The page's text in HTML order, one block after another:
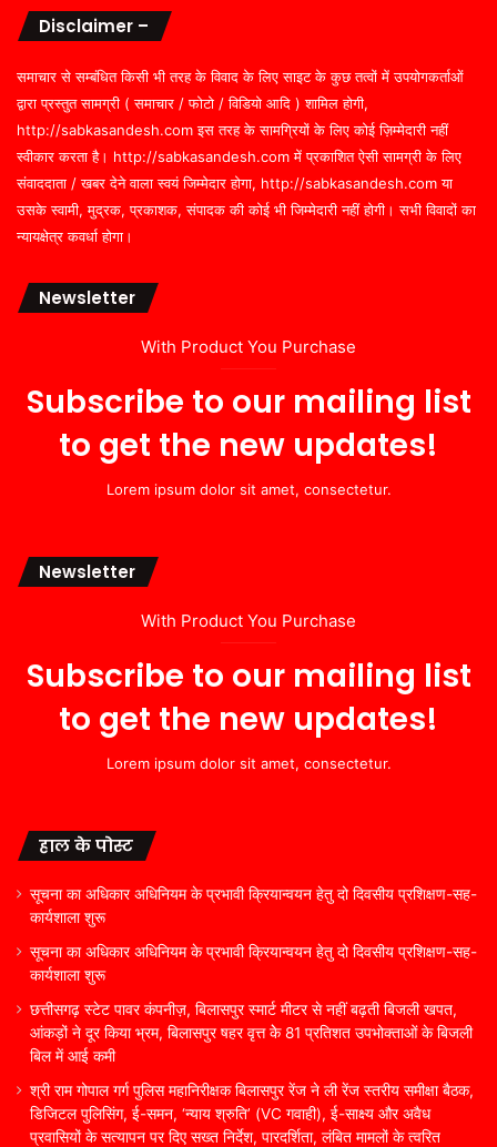
Disclaimer –
समाचार से सम्बंधित किसी भी तरह के विवाद के लिए साइट के कुछ तत्वों में उपयोगकर्ताओं
द्वारा प्रस्तुत सामग्री ( समाचार / फोटो / विडियो आदि ) शामिल होगी,
http://sabkasandesh.com इस तरह के सामग्रियों के लिए कोई ज़िम्मेदारी नहीं
स्वीकार करता है। http://sabkasandesh.com में प्रकाशित ऐसी सामग्री के लिए
संवाददाता / खबर देने वाला स्वयं जिम्मेदार होगा, http://sabkasandesh.com या
उसके स्वामी, मुद्रक, प्रकाशक, संपादक की कोई भी जिम्मेदारी नहीं होगी। सभी विवादों का
न्यायक्षेत्र कवर्धा होगा।
Newsletter
With Product You Purchase
Subscribe to our mailing list
to get the new updates!
Lorem ipsum dolor sit amet, consectetur.
Newsletter
With Product You Purchase
Subscribe to our mailing list
to get the new updates!
Lorem ipsum dolor sit amet, consectetur.
हाल के पोस्ट
सूचना का अधिकार अधिनियम के प्रभावी क्रियान्वयन हेतु दो दिवसीय प्रशिक्षण-सह-
कार्यशाला शुरू
सूचना का अधिकार अधिनियम के प्रभावी क्रियान्वयन हेतु दो दिवसीय प्रशिक्षण-सह-
कार्यशाला शुरू
छत्तीसगढ़ स्टेट पावर कंपनीज़, बिलासपुर स्मार्ट मीटर से नहीं बढ़ती बिजली खपत,
आंकड़ों ने दूर किया भ्रम, बिलासपुर षहर वृत्त केे 81 प्रतिशत उपभोक्ताओं के बिजली
बिल में आई कमी
श्री राम गोपाल गर्ग पुलिस महानिरीक्षक बिलासपुर रेंज ने ली रेंज स्तरीय समीक्षा बैठक,
डिजिटल पुलिसिंग, ई-समन, ‘न्याय श्रुति’ (VC गवाही), ई-साक्ष्य और अवैध
प्रवासियों के सत्यापन पर दिए सख्त निर्देश, पारदर्शिता, लंबित मामलों के त्वरित